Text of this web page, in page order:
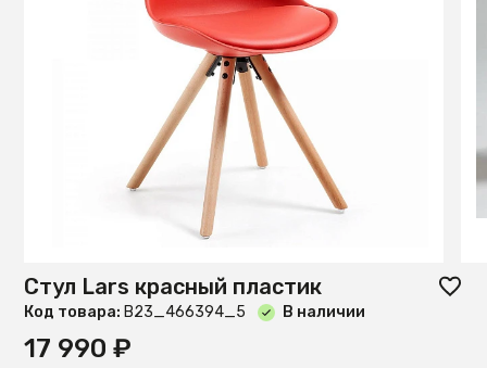
Стул Lars красный пластик
Код товара: B23_466394_5 В наличии
17 990 ₽